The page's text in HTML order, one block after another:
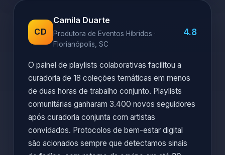
CD
Camila Duarte
Produtora de Eventos Híbridos ·
Florianópolis, SC
4.8
O painel de playlists colaborativas facilitou a
curadoria de 18 coleções temáticas em menos
de duas horas de trabalho conjunto. Playlists
comunitárias ganharam 3.400 novos seguidores
após curadoria conjunta com artistas
convidados. Protocolos de bem-estar digital
são acionados sempre que detectamos sinais